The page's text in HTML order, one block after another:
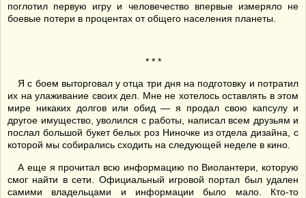
поглотил первую игру и человечество впервые измеряло не
боевые потери в процентах от общего населения планеты.
* * *
Я с боем выторговал у отца три дня на подготовку и потратил
их на улаживание своих дел. Мне не хотелось оставлять в этом
мире никаких долгов или обид — я продал свою капсулу и
другое имущество, уволился с работы, написал всем друзьям и
послал большой букет белых роз Ниночке из отдела дизайна, с
которой мы собирались сходить на следующей неделе в кино.
А еще я прочитал всю информацию по Виолантери, которую
смог найти в сети. Официальный игровой портал был удален
самими владельцами и информации было мало. Кто-то